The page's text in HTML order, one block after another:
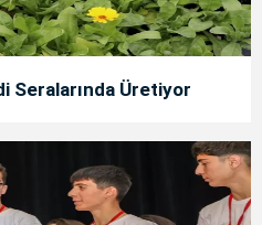
Seralarında Üretiyor